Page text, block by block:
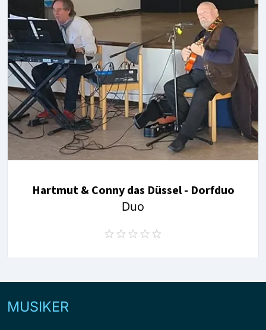
Hartmut & Conny das Düssel - Dorfduo
Duo
MUSIKER